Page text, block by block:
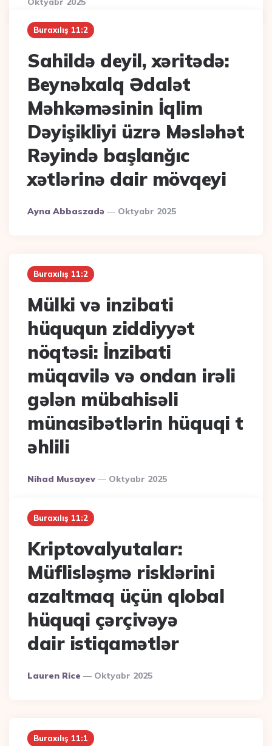
Buraxılış 11:2
Sahildə deyil, xəritədə:
Beynəlxalq Ədalət
Məhkəməsinin İqlim
Dəyişikliyi üzrə Məsləhət
Rəyində başlanğıc
xətlərinə dair mövqeyi
Posted
By
Ayna Abbaszadə Oktyabr 2025
Buraxılış 11:2
Mülki və inzibati
hüququn ziddiyyət
nöqtəsi: İnzibati
müqavilə və ondan irəli
gələn mübahisəli
münasibətlərin hüquqi t
əhlili
Posted
Nihad Musayev Oktyabr 2025
Buraxılış 11:2
Kriptovalyutalar:
Müflisləşmə risklərini
azaltmaq üçün qlobal
hüquqi çərçivəyə
dair istiqamətlər
Posted
Lauren Rice Oktyabr 2025
Buraxılış 11:1